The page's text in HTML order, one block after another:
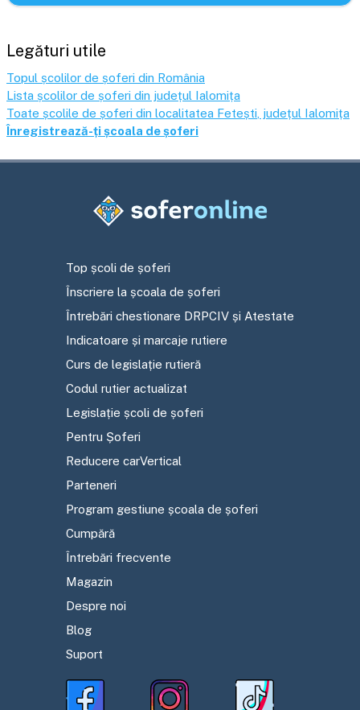
Legături utile
Topul școlilor de șoferi din România
Lista școlilor de șoferi din județul Ialomița
Toate școlile de șoferi din localitatea Fetești , județul Ialomița
Înregistrează-ți școala de șoferi
Top școli de șoferi
Înscriere la școala de șoferi
Întrebări chestionare DRPCIV și Atestate
Indicatoare și marcaje rutiere
Curs de legislație rutieră
Codul rutier actualizat
Legislație școli de șoferi
Pentru Șoferi
Reducere carVertical
Parteneri
Program gestiune școala de șoferi
Cumpără
Întrebări frecvente
Magazin
Despre noi
Blog
Suport